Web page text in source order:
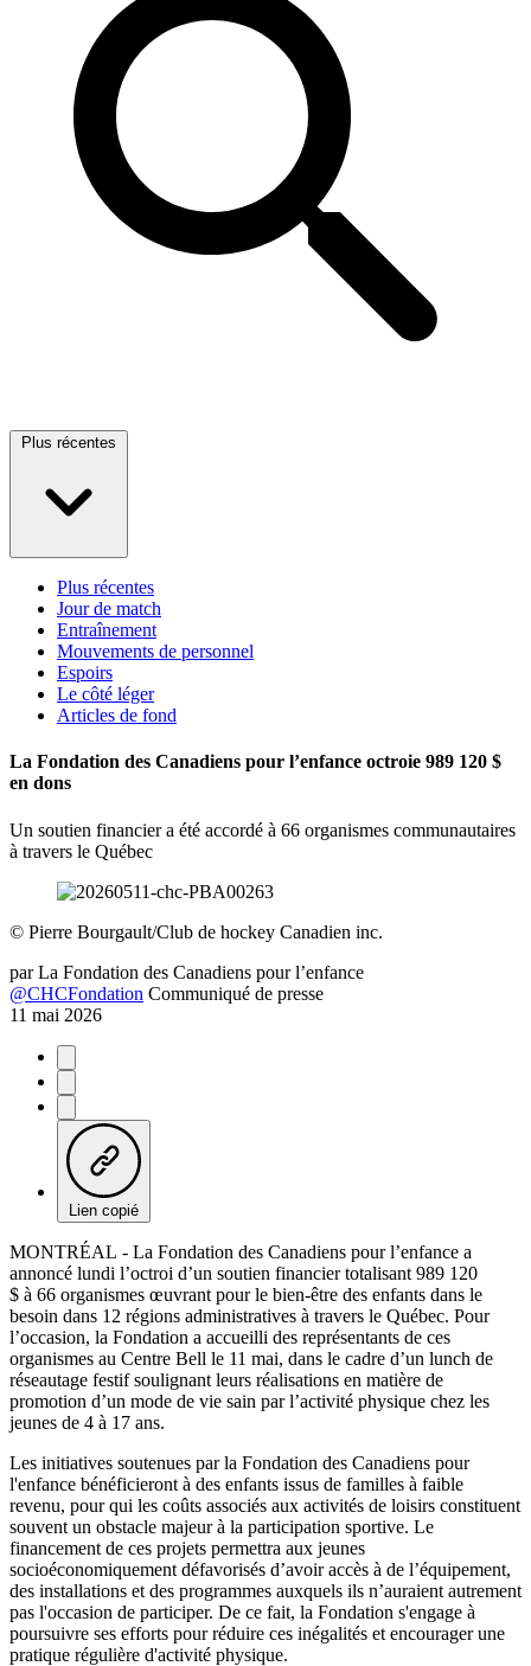
Plus récentes
Plus récentes
Jour de match
Entraînement
Mouvements de personnel
Espoirs
Le côté léger
Articles de fond
La Fondation des Canadiens pour l’enfance octroie 989 120 $
en dons
Un soutien financier a été accordé à 66 organismes communautaires
à travers le Québec
© Pierre Bourgault/Club de hockey Canadien inc.
par La Fondation des Canadiens pour l’enfance
@CHCFondation Communiqué de presse
11 mai 2026
Lien copié
MONTRÉAL - La Fondation des Canadiens pour l’enfance a
annoncé lundi l’octroi d’un soutien financier totalisant 989 120
$ à 66 organismes œuvrant pour le bien-être des enfants dans le
besoin dans 12 régions administratives à travers le Québec. Pour
l’occasion, la Fondation a accueilli des représentants de ces
organismes au Centre Bell le 11 mai, dans le cadre d’un lunch de
réseautage festif soulignant leurs réalisations en matière de
promotion d’un mode de vie sain par l’activité physique chez les
jeunes de 4 à 17 ans.
Les initiatives soutenues par la Fondation des Canadiens pour
l'enfance bénéficieront à des enfants issus de familles à faible
revenu, pour qui les coûts associés aux activités de loisirs constituent
souvent un obstacle majeur à la participation sportive. Le
financement de ces projets permettra aux jeunes
socioéconomiquement défavorisés d’avoir accès à de l’équipement,
des installations et des programmes auxquels ils n’auraient autrement
pas l'occasion de participer. De ce fait, la Fondation s'engage à
poursuivre ses efforts pour réduire ces inégalités et encourager une
pratique régulière d'activité physique.